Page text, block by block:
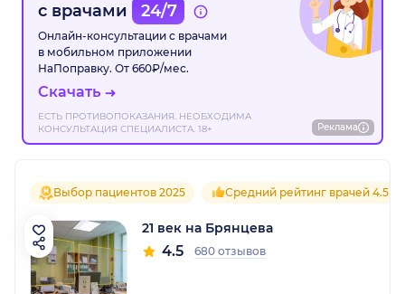
с врачами
24/7
Онлайн-консультации с врачами
в мобильном приложении
НаПоправку. От 660₽/мес.
Скачать
ЕСТЬ ПРОТИВОПОКАЗАНИЯ. НЕОБХОДИМА
КОНСУЛЬТАЦИЯ СПЕЦИАЛИСТА. 18+
Реклама
Выбор пациентов 2025 Средний рейтинг врачей 4.5
21 век на Брянцева
4.5 680 отзывов